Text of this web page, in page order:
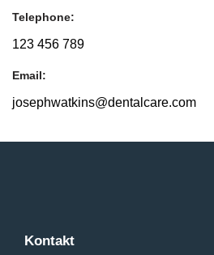
Telephone:
123 456 789
Email:
josephwatkins@dentalcare.com
Kontakt